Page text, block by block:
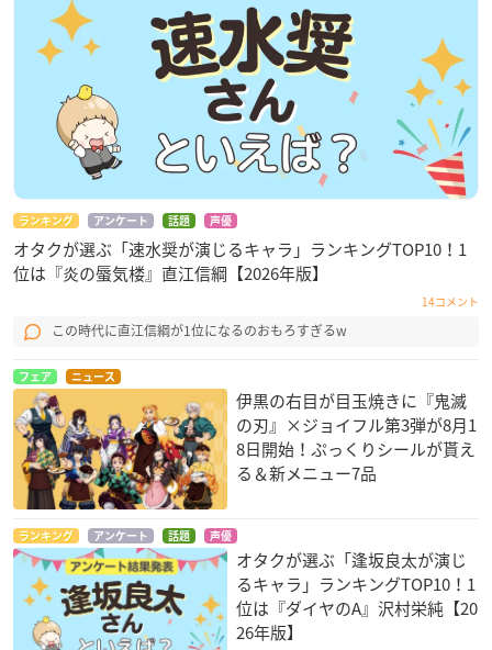
ランキング アンケート 話題 声優
オタクが選ぶ「速水奨が演じるキャラ」ランキングTOP10！1
位は『炎の蜃気楼』直江信綱【2026年版】
14コメント
この時代に直江信綱が1位になるのおもろすぎるw
フェア ニュース
伊黒の右目が目玉焼きに『鬼滅
の刃』×ジョイフル第3弾が8月1
8日開始！ぷっくりシールが貰え
る＆新メニュー7品
ランキング アンケート 話題 声優
オタクが選ぶ「逢坂良太が演じ
るキャラ」ランキングTOP10！1
位は『ダイヤのA』沢村栄純【20
26年版】